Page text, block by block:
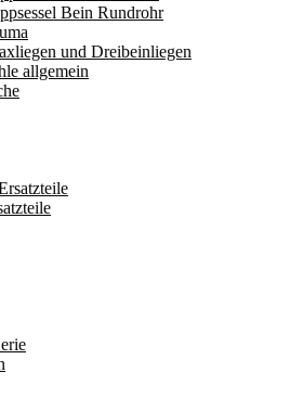
Bein Rundrohr
und Dreibeinliegen
allgemein